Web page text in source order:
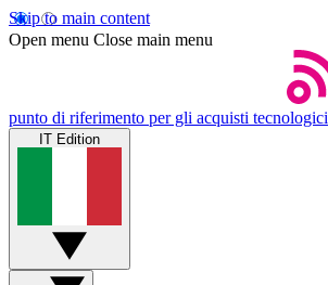
Skip to main content
Open menu Close main menu
punto di riferimento per gli acquisti tecnologici
IT Edition